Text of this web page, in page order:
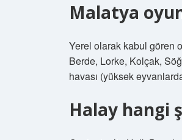
Malatya
Yerel olarak kabul gören
Berde, Lorke, Kolçak,
havası (yüksek
Halay hangi